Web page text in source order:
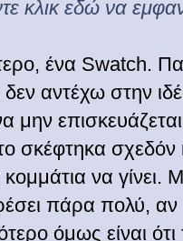
κλικ εδώ να
ένα Swatch.
δεν αντέχω στην
μην
σκέφτηκα
κομμάτια να γίνει.
πάρα πολύ, αν
όμως είναι